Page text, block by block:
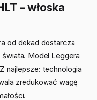
– włoska
od dekad dostarcza
Model Leggera
najlepsze: technologia
zredukować wagę